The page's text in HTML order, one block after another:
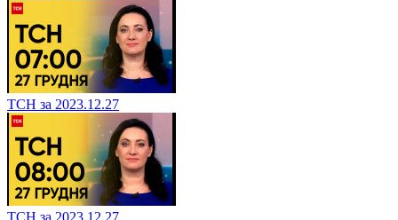
ТСН за 2023.12.27
ТСН за 2023.12.27